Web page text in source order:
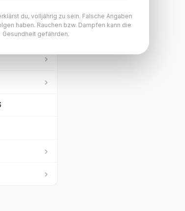
›
›
›
›
›
›
du, volljährig zu sein. Falsche Angaben
haben. Rauchen bzw. Dampfen kann die
Gesundheit gefährden.